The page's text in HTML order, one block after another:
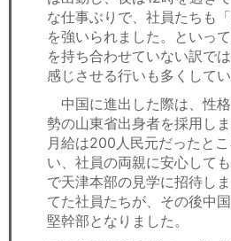
な仕事ぶりで、社員たちも
を強いられました。といっ
を持ち合わせていない訳で
感じさせる行いも多くしてい
中国に進出した際は、性
勢の山東省出身者を採用し
月給は200人民元だったと
い、社員の両親に安心して
で天津本部の見学に招待し
てた社員たちが、その後中
堅幹部となりました。